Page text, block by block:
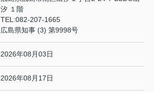
汐 １階
TEL:082-207-1665
広島県知事 (3) 第9998号
2026年08月03日
2026年08月17日